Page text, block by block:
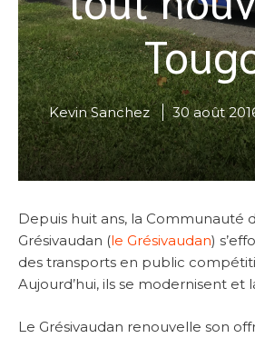
Kevin Sanchez 30 août
Depuis huit ans, la Communauté
Grésivaudan (le Grésivaudan)
des transports en public
Aujourd’hui, ils se modernisent et
Le Grésivaudan renouvelle son